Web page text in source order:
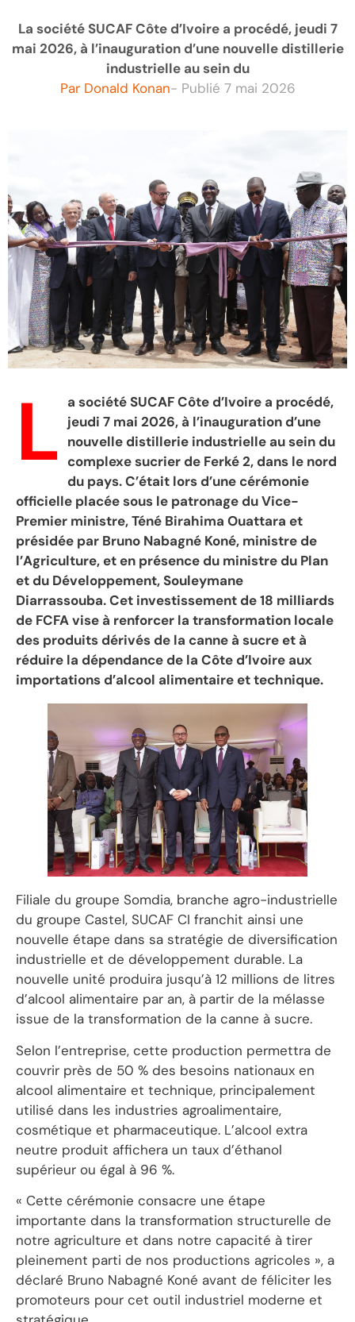
La société SUCAF Côte d’Ivoire a procédé, jeudi 7
mai 2026, à l’inauguration d’une nouvelle distillerie
industrielle au sein du
Par Donald Konan- Publié 7 mai 2026
L a société SUCAF Côte d’Ivoire a procédé,
jeudi 7 mai 2026, à l’inauguration d’une
nouvelle distillerie industrielle au sein du
complexe sucrier de Ferké 2, dans le nord
du pays. C’était lors d’une cérémonie
officielle placée sous le patronage du Vice-
Premier ministre, Téné Birahima Ouattara et
présidée par Bruno Nabagné Koné, ministre de
l’Agriculture, et en présence du ministre du Plan
et du Développement, Souleymane
Diarrassouba. Cet investissement de 18 milliards
de FCFA vise à renforcer la transformation locale
des produits dérivés de la canne à sucre et à
réduire la dépendance de la Côte d’Ivoire aux
importations d’alcool alimentaire et technique.
Filiale du groupe Somdia, branche agro-industrielle
du groupe Castel, SUCAF CI franchit ainsi une
nouvelle étape dans sa stratégie de diversification
industrielle et de développement durable. La
nouvelle unité produira jusqu’à 12 millions de litres
d’alcool alimentaire par an, à partir de la mélasse
issue de la transformation de la canne à sucre.
Selon l’entreprise, cette production permettra de
couvrir près de 50 % des besoins nationaux en
alcool alimentaire et technique, principalement
utilisé dans les industries agroalimentaire,
cosmétique et pharmaceutique. L’alcool extra
neutre produit affichera un taux d’éthanol
supérieur ou égal à 96 %.
« Cette cérémonie consacre une étape
importante dans la transformation structurelle de
notre agriculture et dans notre capacité à tirer
pleinement parti de nos productions agricoles », a
déclaré Bruno Nabagné Koné avant de féliciter les
promoteurs pour cet outil industriel moderne et